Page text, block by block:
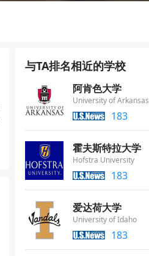
与TA排名相近的学校
阿肯色大学
University of Arkansas
183
霍夫斯特拉大学
Hofstra University
183
爱达荷大学
University of Idaho
183